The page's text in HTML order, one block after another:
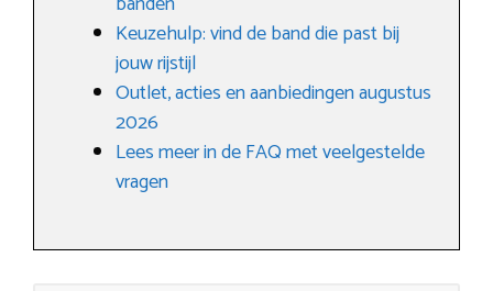
Keuzehulp: vind de band die past bij
jouw rijstijl
Outlet, acties en aanbiedingen augustus
2026
Lees meer in de FAQ met veelgestelde
vragen